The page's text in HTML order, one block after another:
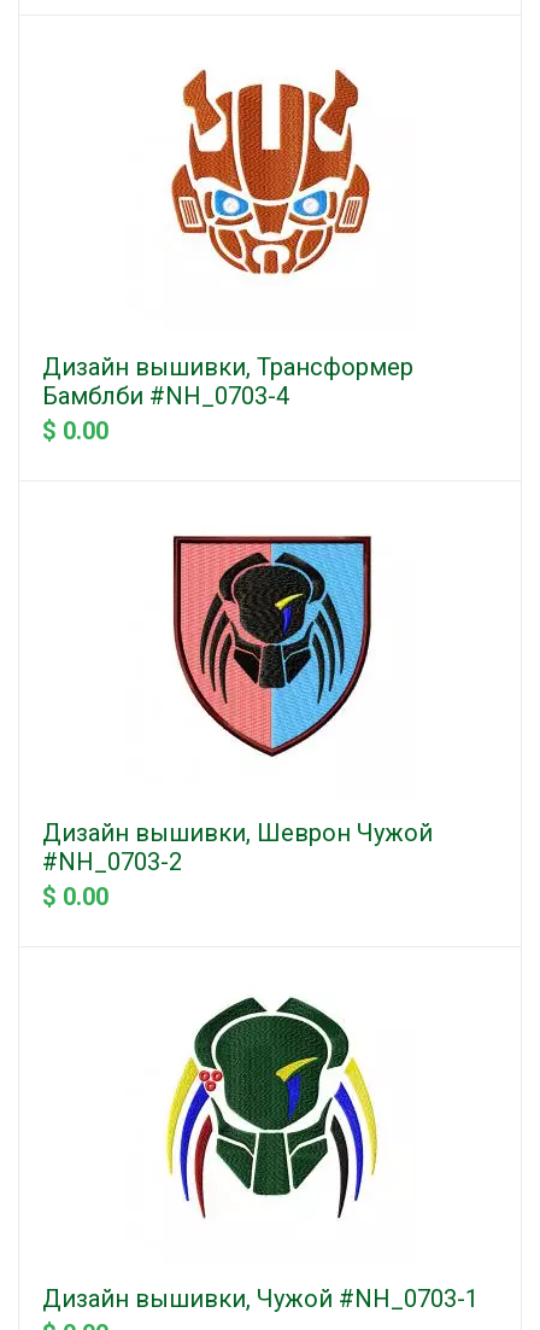
Дизайн вышивки, Трансформер
Бамблби #NH_0703-4
$ 0.00
Дизайн вышивки, Шеврон Чужой
#NH_0703-2
$ 0.00
Дизайн вышивки, Чужой #NH_0703-1